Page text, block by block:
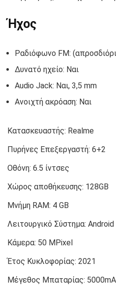
Ήχος
Ραδιόφωνο FM:
Δυνατό ηχείο: Ναι
Audio Jack: Ναι, 3,5 mm
Ανοιχτή ακρόαση: Ναι
Κατασκευαστής: Realme
Πυρήνες Επεξεργαστή: 6+2
Οθόνη: 6.5 ίντσες
Χώρος αποθήκευσης: 128GB
Μνήμη RAM: 4 GB
Λειτουργικό Σύστημα: Android
Κάμερα: 50 MPixel
Έτος Κυκλοφορίας: 2021
Μέγεθος Μπαταρίας: